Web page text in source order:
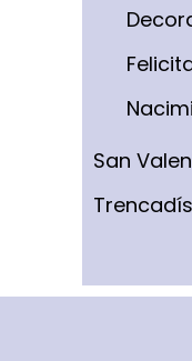
San
Trencadís